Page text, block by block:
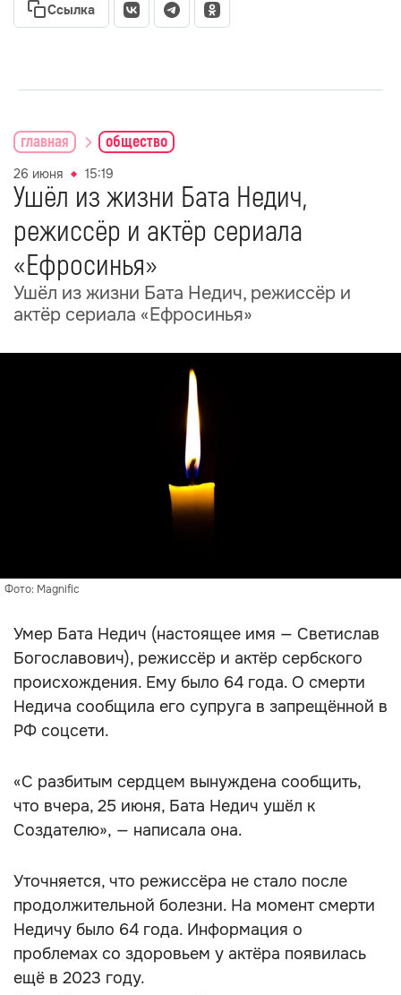
Ссылка
главная общество
26 июня 15:19
Ушёл из жизни Бата Недич,
режиссёр и актёр сериала
«Ефросинья»
Ушёл из жизни Бата Недич, режиссёр и
актёр сериала «Ефросинья»
Фото: Magnific
Умер Бата Недич (настоящее имя — Светислав
Богославович), режиссёр и актёр сербского
происхождения. Ему было 64 года. О смерти
Недича сообщила его супруга в запрещённой в
РФ соцсети.
«С разбитым сердцем вынуждена сообщить,
что вчера, 25 июня, Бата Недич ушёл к
Создателю», — написала она.
Уточняется, что режиссёра не стало после
продолжительной болезни. На момент смерти
Недичу было 64 года. Информация о
проблемах со здоровьем у актёра появилась
ещё в 2023 году.